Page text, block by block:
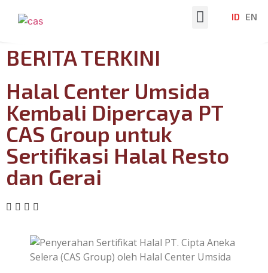
ID EN
BERITA TERKINI
Halal Center Umsida
Kembali Dipercaya PT
CAS Group untuk
Sertifikasi Halal Resto
dan Gerai